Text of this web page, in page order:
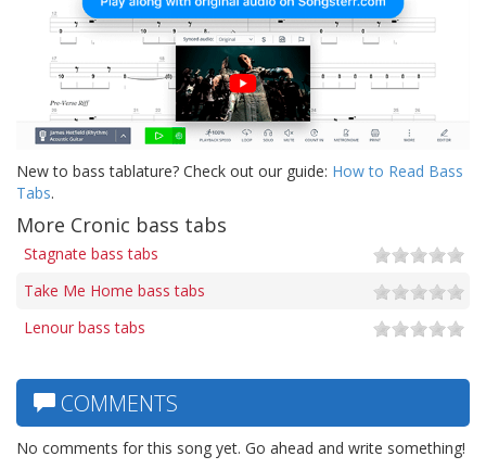
New to bass tablature? Check out our guide: How to Read Bass
Tabs.
More Cronic bass tabs
Stagnate bass tabs
Take Me Home bass tabs
Lenour bass tabs
COMMENTS
No comments for this song yet. Go ahead and write something!